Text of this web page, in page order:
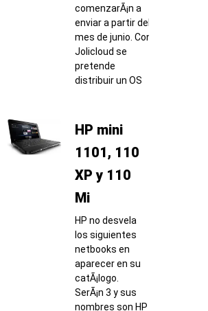
comenzarÃ¡n a
enviar a partir del
mes de junio. Con
Jolicloud se
pretende
distribuir un OS
HP mini
1101, 110
XP y 110
Mi
HP no desvela
los siguientes
netbooks en
aparecer en su
catÃ¡logo.
SerÃ¡n 3 y sus
nombres son HP